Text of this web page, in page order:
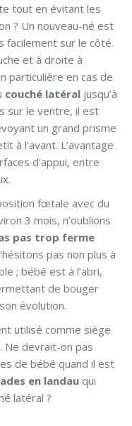
tout en évitant les
? Un nouveau-né est
sur le côté.
et à droite à
particulière en cas de
couché latéral jusqu’à
sur le ventre, il est
un grand prisme
à l’avant. L’avantage
d’appui, entre
fœtale avec du
3 mois, n’oublions
pas trop ferme
pas non plus à
; bébé est à l’abri,
de bouger
évolution.
utilisé comme siège
Ne devrait-on pas
de bébé quand il est
en landauqui
latéral ?